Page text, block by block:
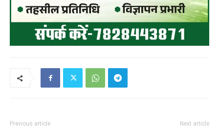
Previous article Next article